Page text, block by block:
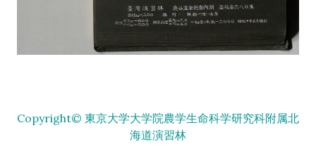
Copyright© 東京大学大学院農学生命科学研究科附属北
海道演習林